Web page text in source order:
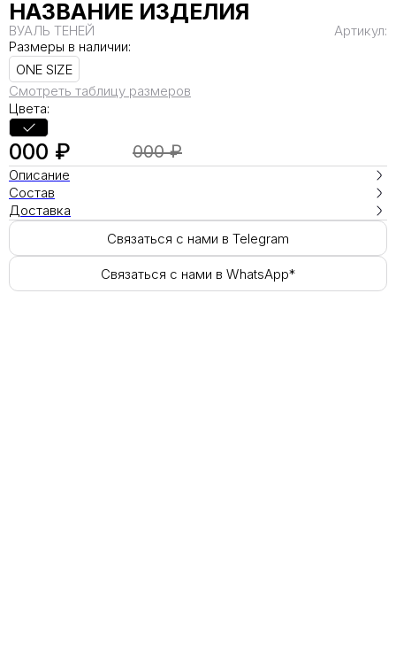
НАЗВАНИЕ ИЗДЕЛИЯ
ВУАЛЬ ТЕНЕЙ
Артикул:
Размеры в наличии:
ONE SIZE
Смотреть таблицу размеров
Цвета:
000 ₽ 000 ₽
Описание
Состав
Доставка
Связаться с нами в Telegram
Связаться с нами в WhatsApp*